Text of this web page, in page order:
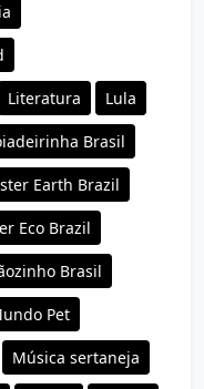
Literatura Lula
Brasil
Earth Brazil
Eco Brazil
Brasil
Pet
Música sertaneja